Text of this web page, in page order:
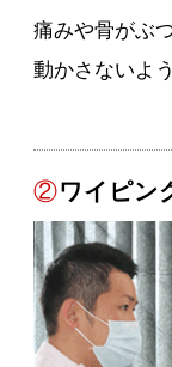
痛みや骨がぶ
動かさないよ
②ワイピン